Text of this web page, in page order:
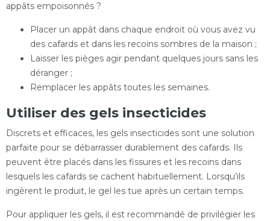
appâts empoisonnés ?
Placer un appât dans chaque endroit où vous avez vu
des cafards et dans les recoins sombres de la maison ;
Laisser les pièges agir pendant quelques jours sans les
déranger ;
Remplacer les appâts toutes les semaines.
Utiliser des gels insecticides
Discrets et efficaces, les gels insecticides sont une solution
parfaite pour se débarrasser durablement des cafards. Ils
peuvent être placés dans les fissures et les recoins dans
lesquels les cafards se cachent habituellement. Lorsqu’ils
ingèrent le produit, le gel les tue après un certain temps.
Pour appliquer les gels, il est recommandé de privilégier les